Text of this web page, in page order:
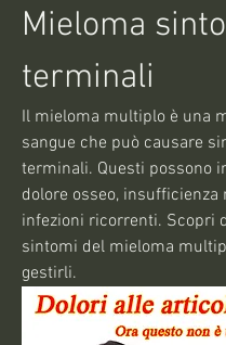
Mieloma
terminali
Il mieloma multiplo è una
sangue che può causare
terminali. Questi possono
dolore osseo, insufficienza
infezioni ricorrenti. Scopri
sintomi del mieloma
gestirli.